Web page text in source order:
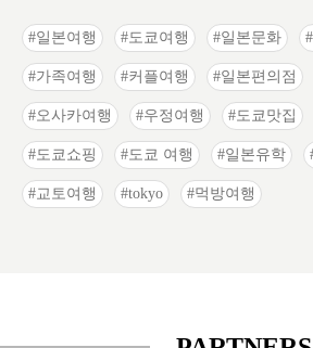
일본여행 도쿄여행 일본문화
가족여행 커플여행 일본편의점
오사카여행 우정여행 도쿄맛집
도쿄쇼핑 도쿄 여행 일본유학
교토여행 tokyo 먹방여행